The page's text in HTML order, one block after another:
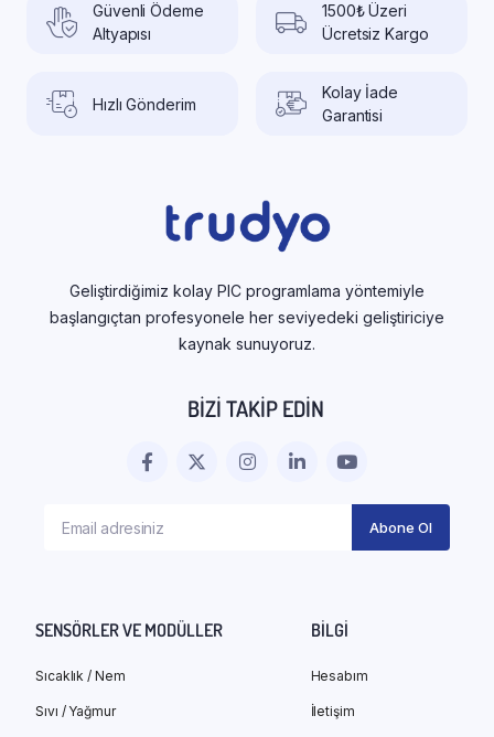
Güvenli Ödeme
Altyapısı
1500₺ Üzeri
Ücretsiz Kargo
Hızlı Gönderim
Kolay İade
Garantisi
Geliştirdiğimiz kolay PIC programlama yöntemiyle
başlangıçtan profesyonele her seviyedeki geliştiriciye
kaynak sunuyoruz.
BIZI TAKIP EDIN
SENSÖRLER VE MODÜLLER
Sıcaklık / Nem
Sıvı / Yağmur
BILGI
Hesabım
İletişim